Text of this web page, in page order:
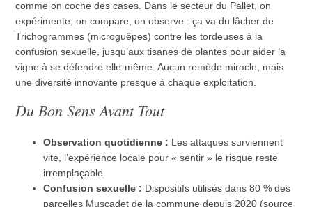
comme on coche des cases. Dans le secteur du Pallet, on
expérimente, on compare, on observe : ça va du lâcher de
Trichogrammes (microguêpes) contre les tordeuses à la
confusion sexuelle, jusqu’aux tisanes de plantes pour aider la
vigne à se défendre elle-même. Aucun remède miracle, mais
une diversité innovante presque à chaque exploitation.
Du Bon Sens Avant Tout
Observation quotidienne : Les attaques surviennent
vite, l’expérience locale pour « sentir » le risque reste
irremplaçable.
Confusion sexuelle : Dispositifs utilisés dans 80 % des
parcelles Muscadet de la commune depuis 2020 (source